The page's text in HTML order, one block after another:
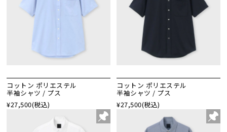
コットン ポリエステル
半袖シャツ / プス
¥27,500(税込)
コットン ポリエステル
半袖シャツ / プス
¥27,500(税込)